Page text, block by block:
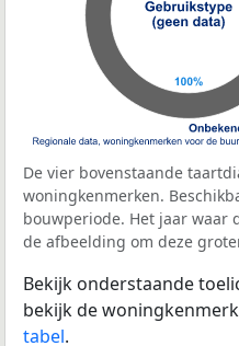
De vier bovenstaande
woningkenmerken.
bouwperiode. Het jaar waar
de afbeelding om deze
Bekijk onderstaande
bekijk de
tabel.